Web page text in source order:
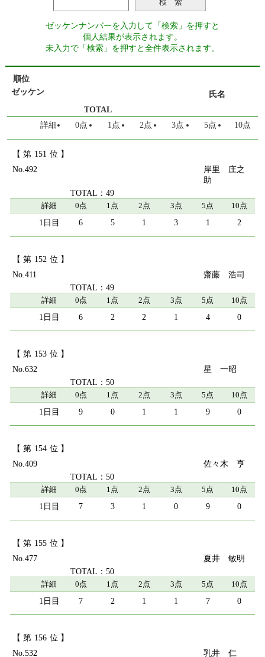
検 索
ゼッケンナンバーを入力して「検索」を押すと
個人結果が表示されます。
未入力で「検索」を押すと全件表示されます。
順位
ゼッケン
氏名
0 1 2 3 5 10
TOTAL
151
492
岸里 庄之
助
詳細 0点 1点 2点 3点 5点 10点
6 5 1 3 1 2
49
152
411
齋藤 浩司
詳細 0点 1点 2点 3点 5点 10点
6 2 2 1 4 0
49
153
632
星 一昭
詳細 0点 1点 2点 3点 5点 10点
9 0 1 1 9 0
50
154
409
佐々木 亨
詳細 0点 1点 2点 3点 5点 10点
7 3 1 0 9 0
50
155
477
夏井 敏明
詳細 0点 1点 2点 3点 5点 10点
7 2 1 1 7 0
50
156
532
乳井 仁